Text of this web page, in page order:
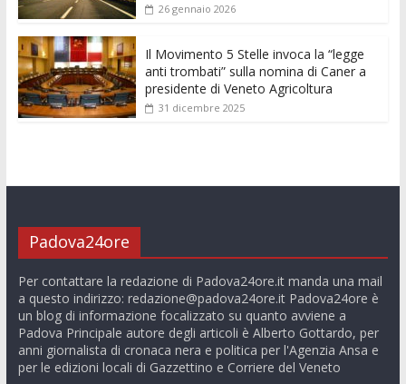
26 gennaio 2026
Il Movimento 5 Stelle invoca la “legge
anti trombati” sulla nomina di Caner a
presidente di Veneto Agricoltura
31 dicembre 2025
Padova24ore
Per contattare la redazione di Padova24ore.it manda una mail
a questo indirizzo: redazione@padova24ore.itPadova24ore è
un blog di informazione focalizzato su quanto avviene a
Padova Principale autore degli articoli è Alberto Gottardo, per
anni giornalista di cronaca nera e politica per l'Agenzia Ansa e
per le edizioni locali di Gazzettino e Corriere del Veneto